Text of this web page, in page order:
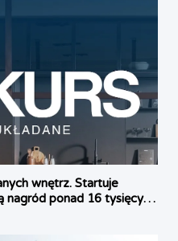
wnętrz. Startuje
nagród ponad 16 tysięcy